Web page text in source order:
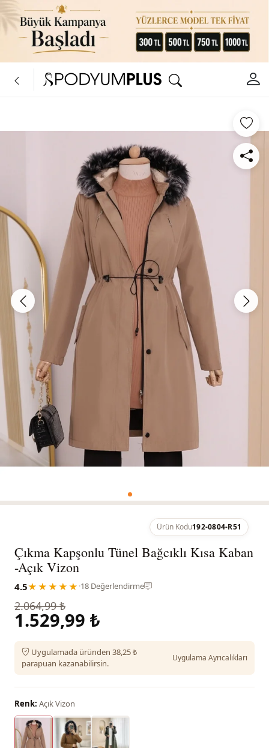
Ürün Kodu192-0804-R51
Çıkma Kapşonlu Tünel Bağcıklı Kısa Kaban
-Açık Vizon
4.5★★★★★ ·18 Değerlendirme
2.064,99 ₺
1.529,99 ₺
Uygulamada üründen 38,25 ₺
parapuan kazanabilirsin.
Uygulama Ayrıcalıkları
Renk: Açık Vizon